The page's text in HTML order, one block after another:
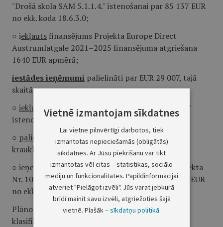
"Drošā skola SAM 5.1.1.4." īstenošanai par 85 137 EUR
no ekk. koda 18.6.3.0;
○ iekļautsfinansējums Projekta Europe Direct
Austrumlatgale 2021–2025 finansējuma atgriešana
1640 EUR apmērā;
iestādes ieņēmumi palielināti par EUR 29 007, tajā
skaitā:
○ iekļauts finansējums Projekta "Stāsti, kas paliek"
īstenošanai EUR 2800 apmērā;
○ palielināti ieņēmumi
treniņnometnes "Melnais
krauklis" īstenošanai EUR 2190 apmērā;
○ ieņēmumu koda palielināšana/precizēšanaProjekta
Nr. 101249498 "BRIDGES" īstenošanai par 24 017 EUR
no ekk. koda 18.6.3.0.
Plānoto grozījumu rezultātā veikta atsevišķu
klasifikācijas kodu precizēšana atbilstoši Ministru
Vietnē izmantojam sīkdatnes
Lai vietne pilnvērtīgi darbotos, tiek
izmantotas nepieciešamās (obligātās)
sīkdatnes. Ar Jūsu piekrišanu var tikt
izmantotas vēl citas – statistikas, sociālo
mediju un funkcionalitātes. Papildinformācijai
atveriet "Pielāgot izvēli". Jūs varat jebkurā
brīdī mainīt savu izvēli, atgriežoties šajā
vietnē. Plašāk –sīkdatņu politikā.